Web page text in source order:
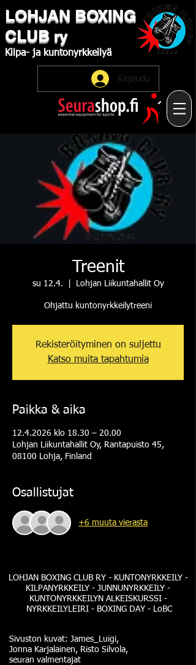
LOHJAN ​BOXING
CLUB ry
Kilpa- ja kuntonyrkkeilyä
Kirjaudu
Treenit
su 12.4. Lohjan Liikuntahallit Oy
Ohjattu kuntonyrkkeilytreeni
Rekisteröityminen on suljettu
Katso muita tapahtumia
Paikka & aika
12.4.2026 klo 18.30 – 20.00
Lohjan Liikuntahallit Oy, Rantapuisto 45,
08100 Lohja, Finland
Osallistujat
+6 muuta vierasta
LOHJAN BOXING CLUB RY - KUNTONYRKKEILY -
KILPANYRKKEILY - JUNNUNYRKKEILY -
KUNTONYRKKEILYN ALKEISKURSSI -
NYRKKEILYLEIRI - BOXING DAY - LoBC
Sivuston kuvat: James_Luigi,
Jonna Karjalainen, Risto Silvola,
seuran valmentajat